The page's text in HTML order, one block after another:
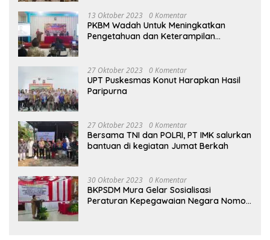
13 Oktober 2023 0 Komentar
PKBM Wadah Untuk Meningkatkan
Pengetahuan dan Keterampilan
27 Oktober 2023 0 Komentar
UPT Puskesmas Konut Harapkan Hasil
Paripurna
27 Oktober 2023 0 Komentar
Bersama TNI dan POLRI, PT IMK salurkan
bantuan di kegiatan Jumat Berkah
30 Oktober 2023 0 Komentar
BKPSDM Mura Gelar Sosialisasi
Peraturan Kepegawaian Negara Nomor